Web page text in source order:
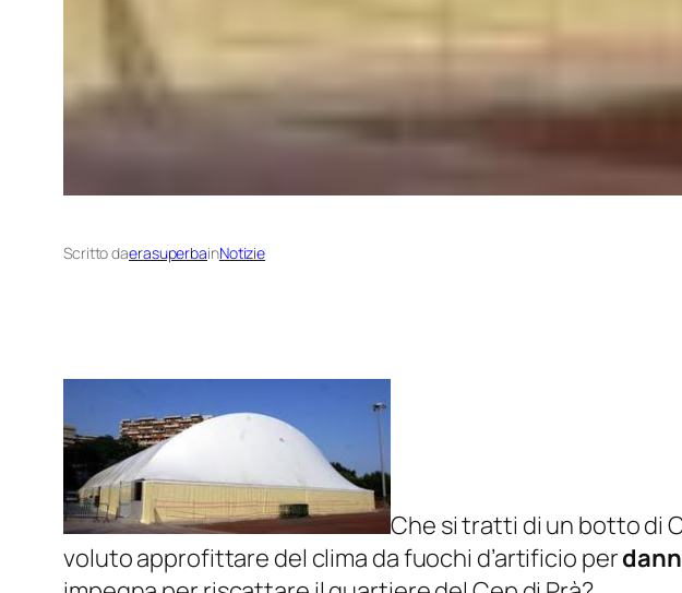
Scritto daerasuperbainNotizie
Che si tratti di un botto di
voluto approfittare del clima da fuochi d’artificio per